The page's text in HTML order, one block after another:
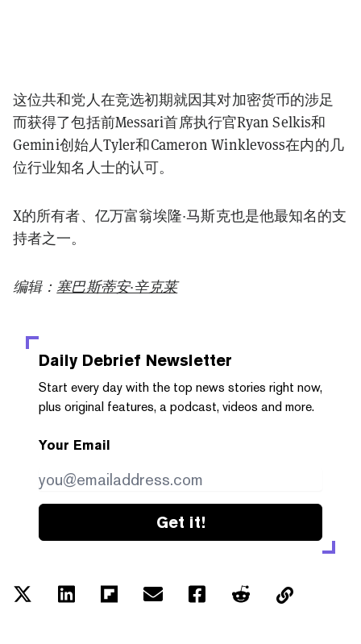
这位共和党人在竞选初期就因其对加密货币的涉足
而获得了包括前Messari首席执行官Ryan Selkis和
Gemini创始人Tyler和Cameron Winklevoss在内的几
位行业知名人士的认可。
X的所有者、亿万富翁埃隆·马斯克也是他最知名的支
持者之一。
编辑： 塞巴斯蒂安·辛克莱
Daily Debrief Newsletter
Start every day with the top news stories right now,
plus original features, a podcast, videos and more.
Your Email
Get it!